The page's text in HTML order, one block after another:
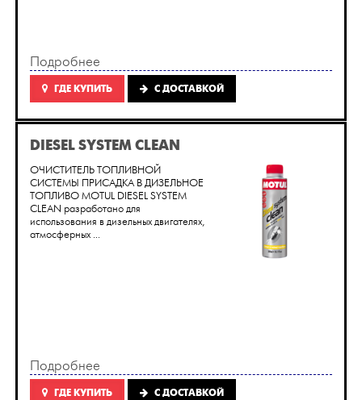
Подробнее
ГДЕ КУПИТЬ C ДОСТАВКОЙ
DIESEL SYSTEM CLEAN
ОЧИСТИТЕЛЬ ТОПЛИВНОЙ
СИСТЕМЫ ПРИСАДКА В ДИЗЕЛЬНОЕ
ТОПЛИВО MOTUL DIESEL SYSTEM
CLEAN разработано для
использования в дизельных двигателях,
атмосферных ...
Подробнее
ГДЕ КУПИТЬ C ДОСТАВКОЙ